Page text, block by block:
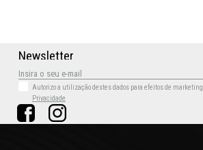
Newsletter
Autorizo a utilização destes dados para efeitos de marketing
Privacidade